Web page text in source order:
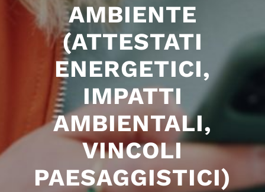
AMBIENTE
(ATTESTATI
ENERGETICI,
IMPATTI
AMBIENTALI,
VINCOLI
PAESAGGISTICI)